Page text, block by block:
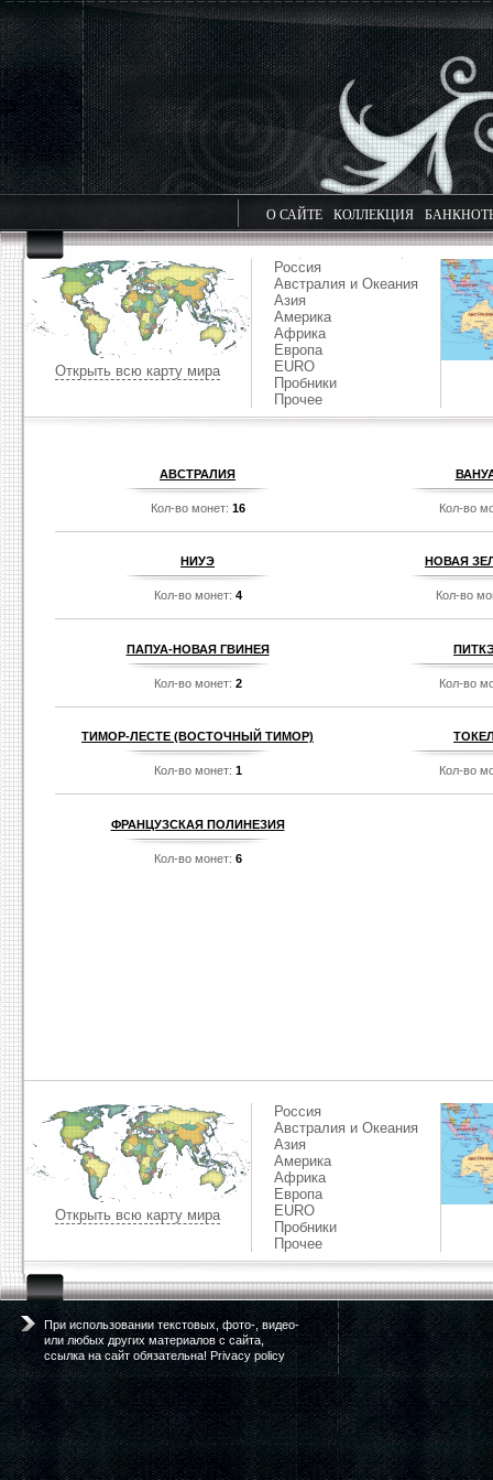
О САЙТЕ КОЛЛЕКЦИЯ
Открыть всю карту мира
Россия
Австралия и Океания
Азия
Америка
Африка
Европа
EURO
Пробники
Прочее
АВСТРАЛИЯ
Кол-во монет: 16 Кол-во
НИУЭ
Кол-во монет: 4
НОВАЯ
Кол-во
ПАПУА-НОВАЯ ГВИНЕЯ
Кол-во монет: 2 Кол-во
ТИМОР-ЛЕСТЕ (ВОСТОЧНЫЙ ТИМОР)
Кол-во монет: 1 Кол-во
ФРАНЦУЗСКАЯ ПОЛИНЕЗИЯ
Кол-во монет: 6
Открыть всю карту мира
Россия
Австралия и Океания
Азия
Америка
Африка
Европа
EURO
Пробники
Прочее
При использовании текстовых, фото-, видео-
или любых других материалов с сайта,
ссылка на сайт обязательна! Privacy policy